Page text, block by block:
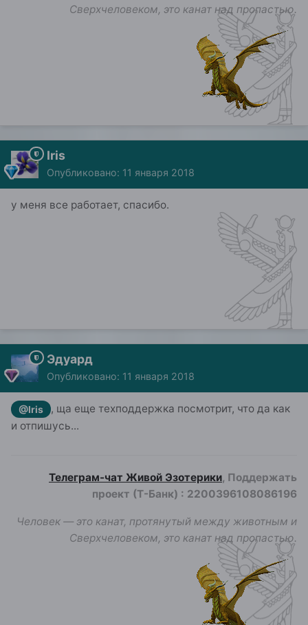
Сверхчеловеком, это канат над пропастью.
Iris
Опубликовано: 11 января 2018
у меня все работает, спасибо.
Эдуард
Опубликовано: 11 января 2018
@Iris
, ща еще техподдержка посмотрит, что да как
и отпишусь...
Телеграм-чат Живой Эзотерики, Поддержать
проект (Т-Банк) : 2200396108086196
Человек — это канат, протянутый между животным и
Сверхчеловеком, это канат над пропастью.